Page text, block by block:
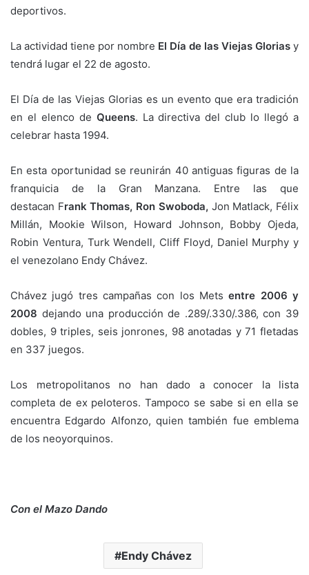
deportivos.
La actividad tiene por nombre El Día de las Viejas Glorias y
tendrá lugar el 22 de agosto.
El Día de las Viejas Glorias es un evento que era tradición
en el elenco de Queens. La directiva del club lo llegó a
celebrar hasta 1994.
En esta oportunidad se reunirán 40 antiguas figuras de la
franquicia de la Gran Manzana. Entre las que
destacan Frank Thomas, Ron Swoboda, Jon Matlack, Félix
Millán, Mookie Wilson, Howard Johnson, Bobby Ojeda,
Robin Ventura, Turk Wendell, Cliff Floyd, Daniel Murphy y
el venezolano Endy Chávez.
Chávez jugó tres campañas con los Metsentre 2006 y
2008 dejando una producción de .289/.330/.386, con 39
dobles, 9 triples, seis jonrones, 98 anotadas y 71 fletadas
en 337 juegos.
Los metropolitanos no han dado a conocer la lista
completa de ex peloteros. Tampoco se sabe si en ella se
encuentra Edgardo Alfonzo, quien también fue emblema
de los neoyorquinos.
Con el Mazo Dando
Endy Chávez